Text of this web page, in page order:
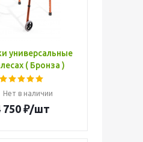
универсальные
( Бронза )
Нет в наличии
750₽/шт